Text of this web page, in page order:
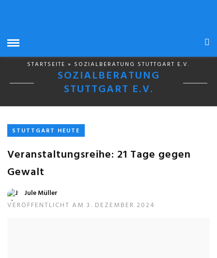
STARTSEITE » SOZIALBERATUNG STUTTGART E.V.
SOZIALBERATUNG
STUTTGART E.V.
STUTTGART HEUTE
Veranstaltungsreihe: 21 Tage gegen
Gewalt
Jule Müller
VERÖFFENTLICHT AM 3. DEZEMBER 2024